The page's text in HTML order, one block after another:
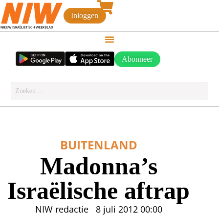
Inloggen
Abonneer
BUITENLAND
Madonna’s
Israëlische aftrap
NIW redactie 8 juli 2012 00:00